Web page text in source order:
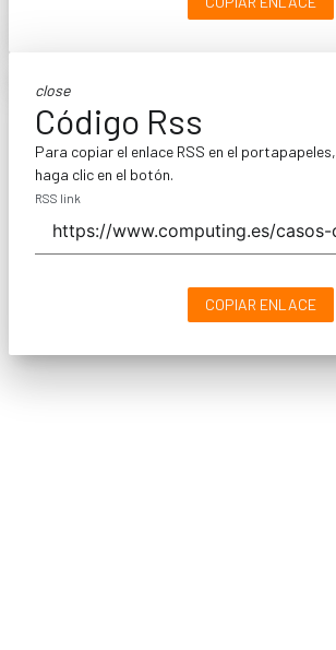
close
Código Rss
Para copiar el enlace RSS en el portapapeles,
haga clic en el botón.
RSS link
COPIAR ENLACE